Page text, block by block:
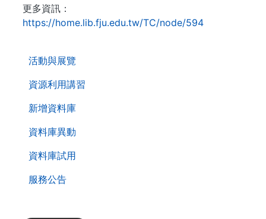
活動與展覽
資源利用講習
新增資料庫
資料庫異動
資料庫試用
服務公告
更多資訊：
https://home.lib.fju.edu.tw/TC/node/594